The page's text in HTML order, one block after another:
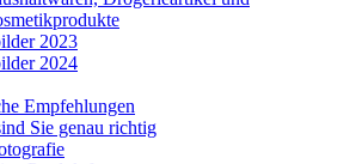
2023
2024
Empfehlungen
Sie genau richtig